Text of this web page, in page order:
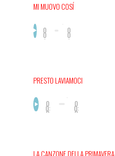
MI MUOVO COSÍ
0
0
:
0
0
:
PRESTO LAVIAMOCI
0
0:
0
0
0:
0
LA CANZONE DELLA PRIMAVERA